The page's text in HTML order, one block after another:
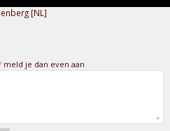
[NL]
meld je dan even aan